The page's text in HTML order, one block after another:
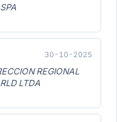
30-10-2025
REGIONAL
LTDA